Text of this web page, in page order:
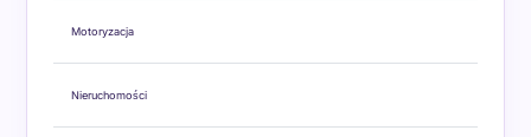
Motoryzacja
Nieruchomości